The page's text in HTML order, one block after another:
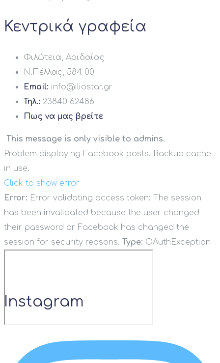
Κεντρικά γραφεία
Φιλώτεια, Αριδαίας
Ν.Πέλλας, 584 00
Email: info@iliostar.gr
Τηλ.: 23840 62486
Πως να μας βρείτε
This message is only visible to admins.
Problem displaying Facebook posts. Backup cache
in use.
Click to show error
Error: Error validating access token: The session
has been invalidated because the user changed
their password or Facebook has changed the
session for security reasons. Type: OAuthException
Instagram